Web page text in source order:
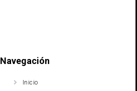
Navegación
Inicio